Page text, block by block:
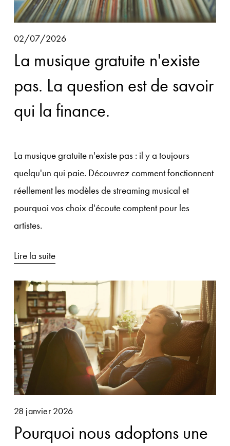
02/07/2026
La musique gratuite n'existe
pas. La question est de savoir
qui la finance.
La musique gratuite n'existe pas : il y a toujours
quelqu'un qui paie. Découvrez comment fonctionnent
réellement les modèles de streaming musical et
pourquoi vos choix d'écoute comptent pour les
artistes.
Lire la suite
28 janvier 2026
Pourquoi nous adoptons une